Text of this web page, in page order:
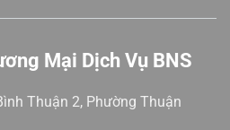
Mại Dịch Vụ BNS
Thuận 2, Phường Thuận